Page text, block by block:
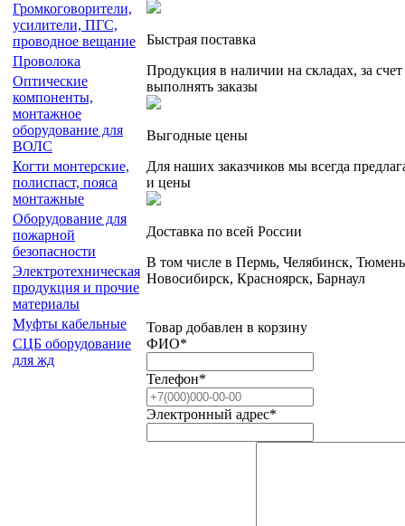
Громкоговорители,
усилители, ПГС,
проводное вещание
Проволока
Оптические
компоненты,
монтажное
оборудование для
ВОЛС
Когти монтерские,
полиспаст, пояса
монтажные
Оборудование для
пожарной
безопасности
Электротехническая
продукция и прочие
материалы
Муфты кабельные
СЦБ оборудование
для жд
Быстрая поставка
Продукция в наличии на складах, за
выполнять заказы
Выгодные цены
Для наших заказчиков мы всегда
и цены
Доставка по всей России
В том числе в Пермь, Челябинск,
Новосибирск, Красноярск, Барнаул
Товар добавлен в корзину
ФИО*
Телефон*
Электронный адрес*